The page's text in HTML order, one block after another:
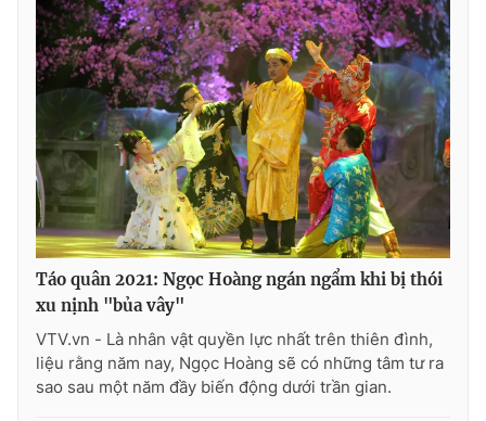
Táo quân 2021: Ngọc Hoàng ngán ngẩm khi bị thói
xu nịnh "bủa vây"
VTV.vn - Là nhân vật quyền lực nhất trên thiên đình,
liệu rằng năm nay, Ngọc Hoàng sẽ có những tâm tư ra
sao sau một năm đầy biến động dưới trần gian.